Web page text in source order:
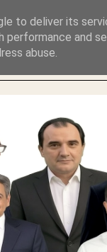
to deliver its
performance and
abuse.